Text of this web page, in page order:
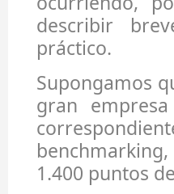
describir
práctico.
Supongamos
gran
1.400 puntos